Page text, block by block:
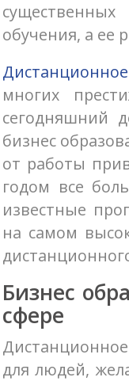
обучения, а ее
многих
сегодняшний
бизнес
от работы
годом все
известные
на самом
Бизнес
сфере
для людей,